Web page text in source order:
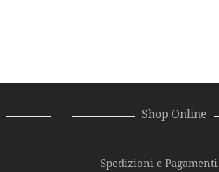
Shop Online
Spedizioni e Pagamenti